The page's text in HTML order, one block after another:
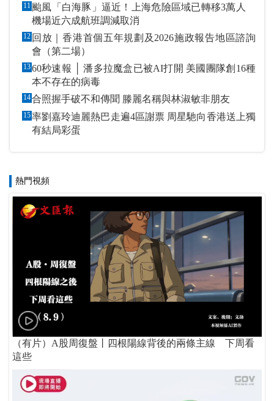
11 颱風「白海豚」逼近！上海危險區域已轉移3萬人
機場近六成航班調減取消
12 回放｜香港首個五年規劃及2026施政報告地區諮詢
會（第二場）
1360秒速報 │ 潘多拉魔盒已被AI打開 美國團隊創16種
本不存在的病毒
14 合照握手破不和傳聞 滕麗名稱與林淑敏非朋友
15率劉嘉玲迪麗熱巴走遍4區謝票 周星馳向香港送上獨
有結局彩蛋
熱門視頻
（有片）A股周復盤丨四根陽線背後的兩條主線 下周看
這些